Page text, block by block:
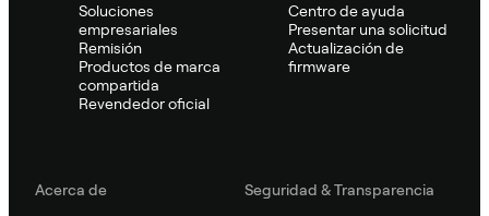
Soluciones
empresariales
Remisión
Productos de marca
compartida
Revendedor oficial
Centro de ayuda
Presentar una solicitud
Actualización de
firmware
Acerca de
Seguridad & Transparencia